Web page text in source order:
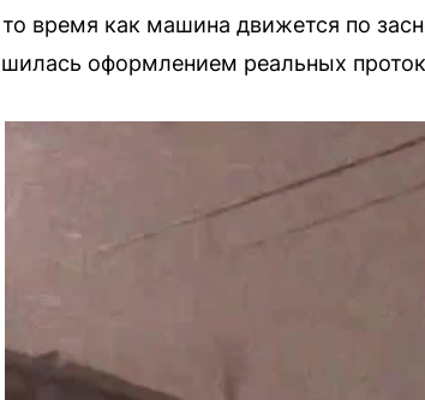
то время как машина движется по
оформлением реальных